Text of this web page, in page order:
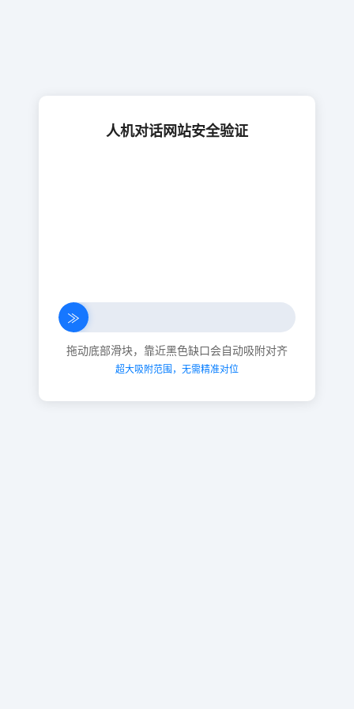
人机对话网站安全验证
≫
拖动底部滑块，靠近黑色缺口会自动吸附对齐
超大吸附范围，无需精准对位